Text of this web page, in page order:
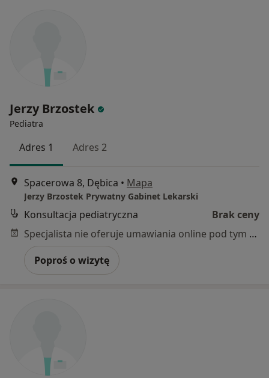
Jerzy Brzostek
Pediatra
Adres 1 Adres 2
Spacerowa 8, Dębica • Mapa
Jerzy Brzostek Prywatny Gabinet Lekarski
Konsultacja pediatryczna
Brak ceny
Specjalista nie oferuje umawiania online pod tym adresem.
Poproś o wizytę